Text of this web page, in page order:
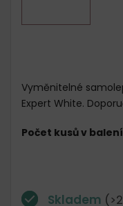
Skladem
Vyměnitelné
Expert White.
Počet kusů v